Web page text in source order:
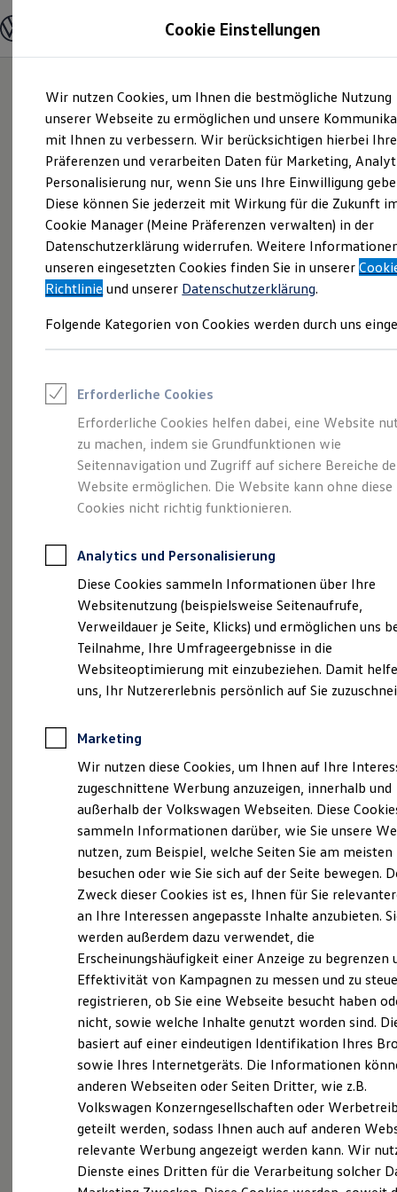
Hauptinhalt
springen
Footer
springen
Modelle und Konfigurator
Modelle vergleichen
Elektroautos
ENERGY Sondermodelle
Nutzfahrzeuge
SUV und CUV
Familienautos
Kombis
Kompaktwagen
Sportwagen
Schnell verfügbare Fahrzeuge
Angebote und Produkte
Aktuelle Angebote
E-Auto-Förderung
Volkswagen Marktplatz
Junge Gebrauchtwagen und Gebrauchtwagen
Saisonangebote
Leasing
Leasing-Angebote
Gebrauchtwagen Leasing
Junge Gebrauchtwagen-Leasing
Elektroauto Leasing
Kleinwagen-Leasing
Leasing ohne Anzahlung
Autokredit mit Schlussrate
Versicherungen und Garantien
Kfz-Versicherung
Restschuldversicherungen
Garantien
Wartungsverträge
Geschäftskunden
Professional Class bei Volkswagen
Großkunden
Behörden
Anpfiff zum Gewinn
Elektroautos
ID. Tutorials
Elektrofahrzeugkonzepte
Reichweite
Reichweite der ID. Modelle
Reichweite im Winter
Laden
Laden unterwegs
Laden Zuhause
Ladezeitensimulator
Batterie
Sicherheit
Garantie und Lebensdauer
Nachhaltigkeit
Technologie
Kosten und Kauf
Verbrauchskosten
Kaufoptionen
E-Auto-Förderung
Software und Konnektivität
Die ID. Software 6
ID. Software Versionen und Updates
Digitale Extras
Schnittstellen zu Ihrem ID.
Wir sichern Ihre
Mobilität
Impressum & Rechtliches
VolkswagenGroup Retail
Die VGRD GmbH Volkswagen
Group Retail
Deutschland) ist die automobile Handelsgruppe
VolkswagenKonzerns und umfasst mehr als
180 Markenrepräsentanzen an über 120
Standorten. Wir bieten die gesamte Bandbreite
an Neufahrzeugen,Gebrauchtwagensowie
Werkstatt- und Serviceleistungen für die
Konzernmarken VolkswagenPkw, Audi, SEAT,
CUPRA, ŠKODA, Porsche, Lamborghini und
VolkswagenNutzfahrzeuge. Mit unseren acht
Marken bieten wir ein breites Spektrum auch auf
dem Gebiet der Elektromobilität an.
Wir sind Deutschlands größte
Automobilhandelsgruppe und
schwerpunktmäßig in den Metropolregionen
Hamburg, Hannover, Berlin,
Leipzig/Chemnitz/Dresden, Frankfurt am Main,
Rhein-Neckar, Stuttgart, Ulm, Augsburg sowie in
Cookie Einstellungen
Wir nutzen Cookies, um Ihnen die bestmögliche Nutzung
unserer Webseite zu ermöglichen und unsere
mit Ihnen zu verbessern. Wir berücksichtigen hierbei Ihre
Präferenzen und verarbeiten Daten für Marketing,
Personalisierung nur, wenn Sie uns Ihre Einwilligung
Diese können Sie jederzeit mit Wirkung für die Zukunft
Cookie Manager (Meine Präferenzen verwalten) in der
Datenschutzerklärung widerrufen. Weitere
unseren eingesetzten Cookies finden Sie in unserer
Richtlinie und unserer Datenschutzerklärung.
Folgende Kategorien von Cookies werden durch uns
Erforderliche Cookies
Erforderliche Cookies helfen dabei, eine Website
zu machen, indem sie Grundfunktionen wie
Seitennavigation und Zugriff auf sichere Bereiche
Website ermöglichen. Die Website kann ohne diese
Cookies nicht richtig funktionieren.
Analytics und Personalisierung
Diese Cookies sammeln Informationen über Ihre
Websitenutzung (beispielsweise Seitenaufrufe,
Verweildauer je Seite, Klicks) und ermöglichen uns
Teilnahme, Ihre Umfrageergebnisse in die
Websiteoptimierung mit einzubeziehen. Damit
uns, Ihr Nutzererlebnis persönlich auf Sie
Marketing
Wir nutzen diese Cookies, um Ihnen auf Ihre
zugeschnittene Werbung anzuzeigen, innerhalb und
außerhalb der Volkswagen Webseiten. Diese
sammeln Informationen darüber, wie Sie unsere
nutzen, zum Beispiel, welche Seiten Sie am meisten
besuchen oder wie Sie sich auf der Seite bewegen.
Zweck dieser Cookies ist es, Ihnen für Sie
an Ihre Interessen angepasste Inhalte anzubieten.
werden außerdem dazu verwendet, die
Erscheinungshäufigkeit einer Anzeige zu begrenzen
Effektivität von Kampagnen zu messen und zu
registrieren, ob Sie eine Webseite besucht haben
nicht, sowie welche Inhalte genutzt worden sind.
basiert auf einer eindeutigen Identifikation Ihres
sowie Ihres Internetgeräts. Die Informationen
anderen Webseiten oder Seiten Dritter, wie z.B.
Volkswagen Konzerngesellschaften oder
geteilt werden, sodass Ihnen auch auf anderen
relevante Werbung angezeigt werden kann. Wir
Dienste eines Dritten für die Verarbeitung solcher